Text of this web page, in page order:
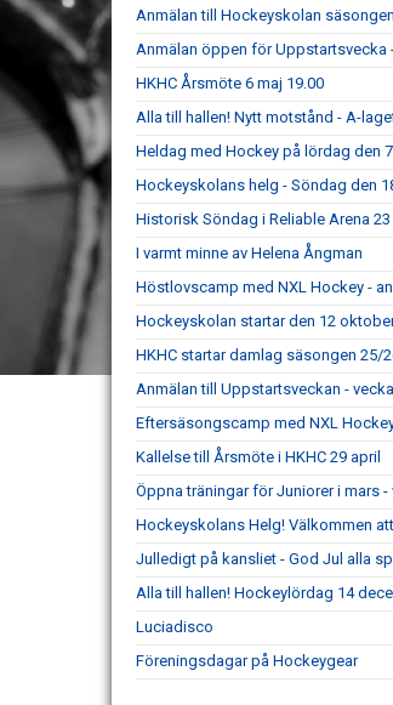
Anmälan till Hockeyskolan
Anmälan öppen för Uppstartsvecka
HKHC Årsmöte 6 maj 19.00
Alla till hallen! Nytt motstånd - A-
Heldag med Hockey på lördag den
Hockeyskolans helg - Söndag den
Historisk Söndag i Reliable Arena
I varmt minne av Helena Ångman
Höstlovscamp med NXL Hockey -
Hockeyskolan startar den 12
HKHC startar damlag säsongen 25/
Anmälan till Uppstartsveckan -
Eftersäsongscamp med NXL
Kallelse till Årsmöte i HKHC 29 april
Öppna träningar för Juniorer i mars
Hockeyskolans Helg! Välkommen
Julledigt på kansliet - God Jul alla
Alla till hallen! Hockeylördag 14
Luciadisco
Föreningsdagar på Hockeygear